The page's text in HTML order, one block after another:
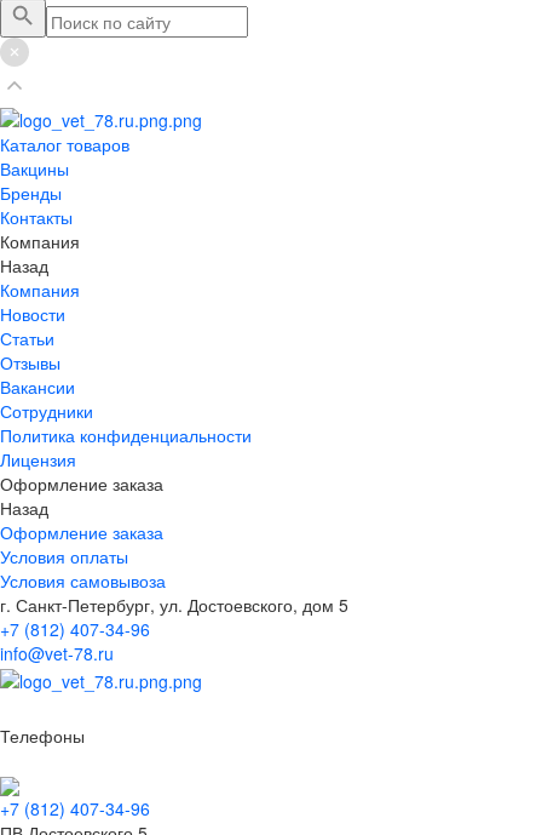
Каталог товаров
Вакцины
Бренды
Контакты
Компания
Назад
Компания
Новости
Статьи
Отзывы
Вакансии
Сотрудники
Политика конфиденциальности
Лицензия
Оформление заказа
Назад
Оформление заказа
Условия оплаты
Условия самовывоза
г. Санкт-Петербург, ул. Достоевского, дом 5
+7 (812) 407-34-96
info@vet-78.ru
Телефоны
+7 (812) 407-34-96